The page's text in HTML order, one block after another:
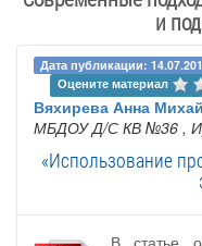
и
Дата публикации:
Оцените материал
Вяхирева Анна
МБДОУ Д/С КВ №36 ,
«Использование
В статье